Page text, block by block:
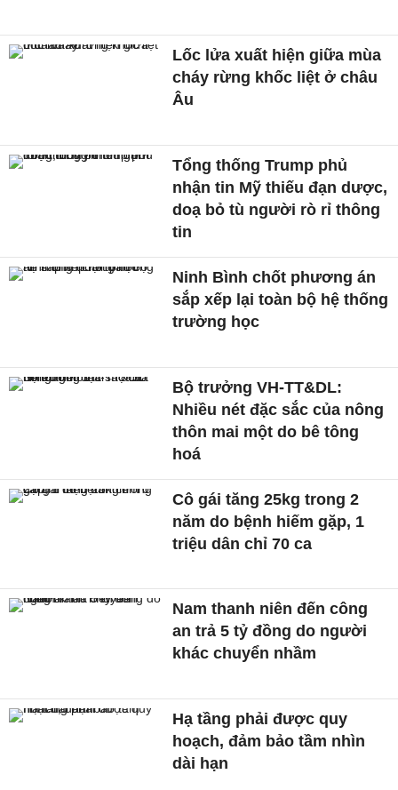
Lốc lửa xuất hiện giữa mùa
cháy rừng khốc liệt ở châu
Âu
Tổng thống Trump phủ
nhận tin Mỹ thiếu đạn dược,
doạ bỏ tù người rò rỉ thông
tin
Ninh Bình chốt phương án
sắp xếp lại toàn bộ hệ thống
trường học
Bộ trưởng VH-TT&DL:
Nhiều nét đặc sắc của nông
thôn mai một do bê tông
hoá
Cô gái tăng 25kg trong 2
năm do bệnh hiếm gặp, 1
triệu dân chỉ 70 ca
Nam thanh niên đến công
an trả 5 tỷ đồng do người
khác chuyển nhầm
Hạ tầng phải được quy
hoạch, đảm bảo tầm nhìn
dài hạn